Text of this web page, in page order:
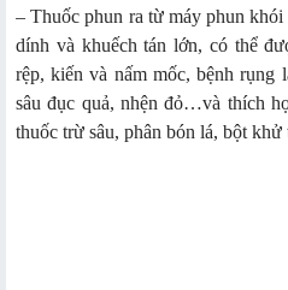
– Thuốc phun ra từ máy phun
dính và khuếch tán lớn, có thể
rệp, kiến và nấm mốc, bệnh rụng
sâu đục quả, nhện đỏ…và thích
thuốc trừ sâu, phân bón lá, bột